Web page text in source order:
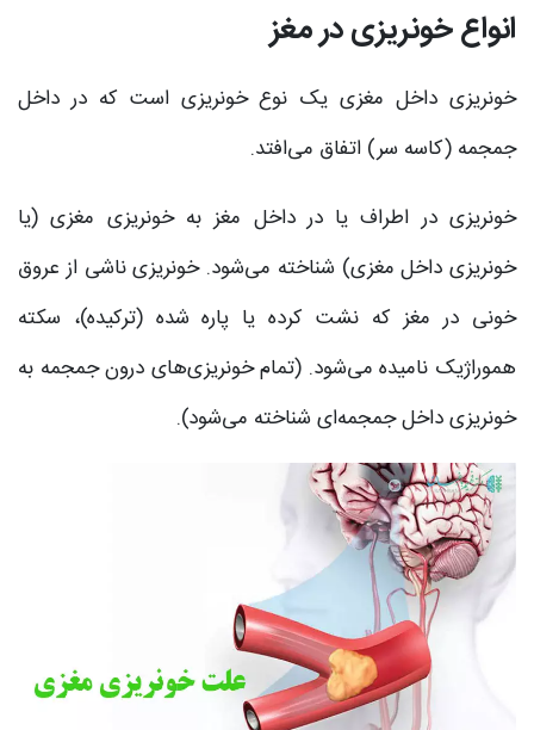
انواع خونریزی در مغز
خونریزی داخل مغزی یک نوع خونریزی است که در داخل
جمجمه (کاسه سر) اتفاق می‌افتد.
خونریزی در اطراف یا در داخل مغز به خونریزی مغزی (یا
خونریزی داخل مغزی) شناخته می‌شود. خونریزی ناشی از عروق
خونی در مغز که نشت کرده یا پاره شده (ترکیده)، سکته
هموراژیک نامیده می‌شود. (تمام خونریزی‌های درون جمجمه به
خونریزی داخل جمجمه‌ای شناخته می‌شود).